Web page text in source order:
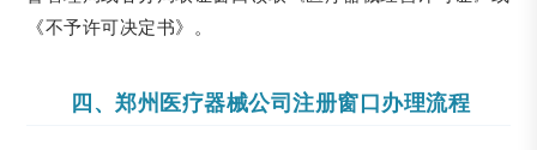
《不予许可决定书》。
四、郑州医疗器械公司注册窗口办理流程